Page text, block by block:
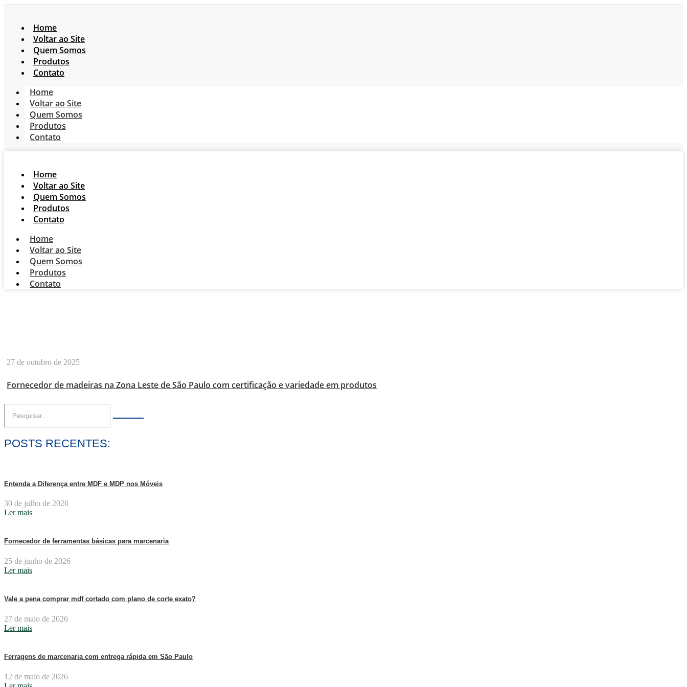
Home
Voltar ao Site
Quem Somos
Produtos
Contato
Home
Voltar ao Site
Quem Somos
Produtos
Contato
Home
Voltar ao Site
Quem Somos
Produtos
Contato
Home
Voltar ao Site
Quem Somos
Produtos
Contato
27 de outubro de 2025
Fornecedor de madeiras na Zona Leste de São Paulo com certificação e variedade em produtos
POSTS RECENTES:
Entenda a Diferença entre MDF e MDP nos Móveis
30 de julho de 2026
Ler mais
Fornecedor de ferramentas básicas para marcenaria
25 de junho de 2026
Ler mais
Vale a pena comprar mdf cortado com plano de corte exato?
27 de maio de 2026
Ler mais
Ferragens de marcenaria com entrega rápida em São Paulo
12 de maio de 2026